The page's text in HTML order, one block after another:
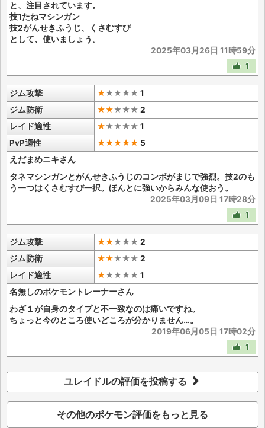
と、注目されています。
技1たねマシンガン
技2がんせきふうじ、くさむすび
として、使いましょう。
2025年03月26日 11時59分
1
ジム攻撃 ★★★★★ 1
ジム防衛
★★★★★ 2
レイド適性
★★★★★ 1
PvP適性
★★★★★ 5
えだまめニキさん
タネマシンガンとがんせきふうじのコンボがまじで強烈。技2のも
う一つはくさむすび一択。ほんとに強いからみんな使おう。
2025年03月09日 17時28分
1
ジム攻撃 ★★★★★ 2
ジム防衛
★★★★★ 2
レイド適性
★★★★★ 1
名無しのポケモントレーナーさん
わざ１が自身のタイプと不一致なのは痛いですね。
ちょっと今のところ使いどころが分かりません…。
2019年06月05日 17時02分
1
ユレイドルの評価を投稿する
その他のポケモン評価をもっと見る